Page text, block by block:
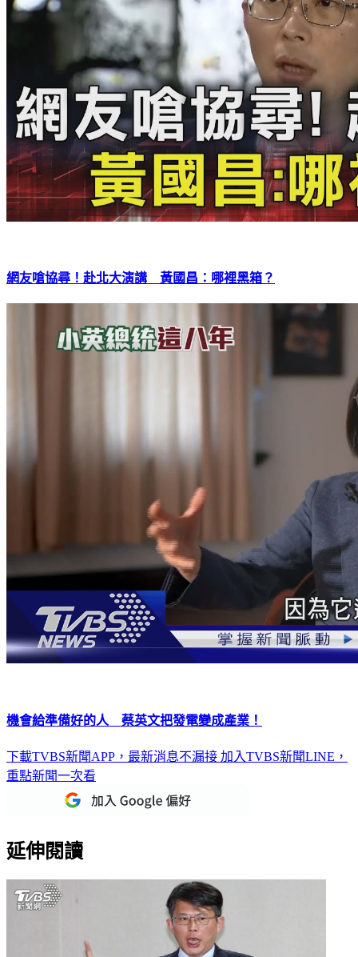
網友嗆協尋！赴北大演講 黃國昌：哪裡黑箱？
機會給準備好的人 蔡英文把發電變成產業！
下載TVBS新聞APP，最新消息不漏接 加入TVBS新聞LINE，
重點新聞一次看
延伸閱讀